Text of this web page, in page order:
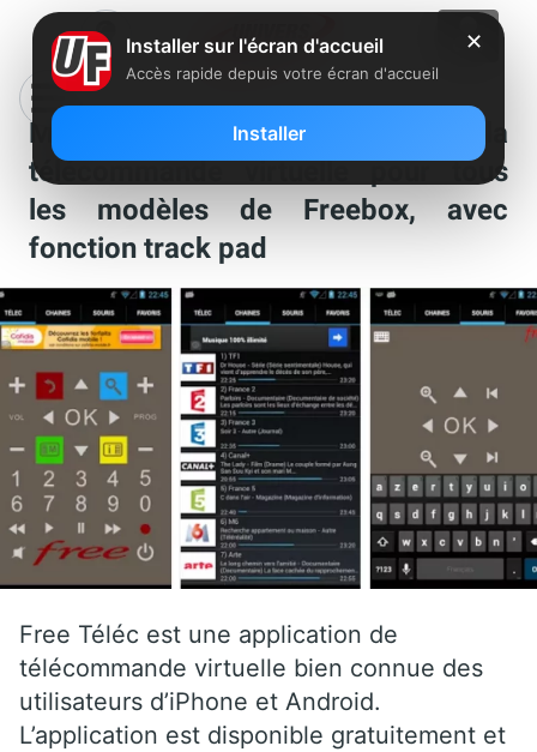
Mise à jour de FreeTelec, la
télécommande virtuelle pour tous
les modèles de Freebox, avec
fonction track pad
Free Téléc est une application de
télécommande virtuelle bien connue des
utilisateurs d’iPhone et Android.
L’application est disponible gratuitement et
✕
Installer sur l'écran d'accueil
Accès rapide depuis votre écran d'accueil
Installer